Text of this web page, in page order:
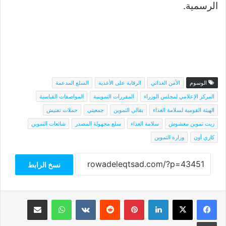
الرسمية.
الوسوم الأمن الغذائي الرقابة على الأغذية
السلع المدعمة
المركز الإعلامي لمجلس الوزراء
المقررات التموينية
المواصفات القياسية
الهيئة القومية لسلامة الغذاء
بقالي التموين جمعيتي
حملات تفتيش
زيت تموين مغشوش
سلامة الغذاء سلع مجهولة المصدر
شائعات التموين
كاري أون
وزارة التموين
نسخ الرابط
فيسبوك‫X لينكدإن بينتيريست واتساب مشاركة عبر البريد
طباعة